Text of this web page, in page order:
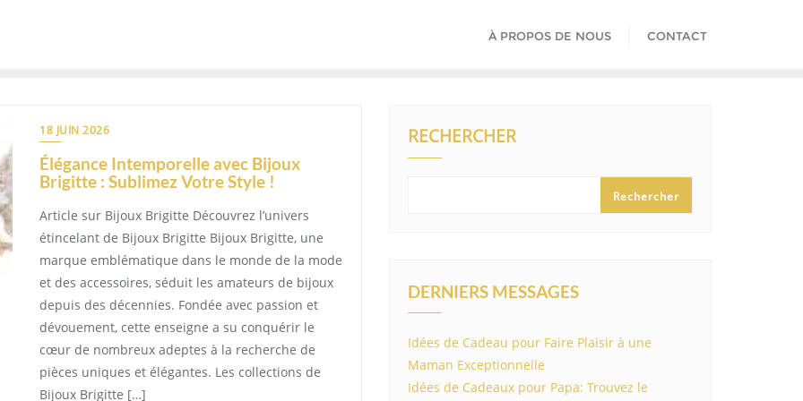
À PROPOS DE NOUS CONTACT
18 JUIN 2026
Élégance Intemporelle avec Bijoux
Brigitte : Sublimez Votre Style !
Article sur Bijoux Brigitte Découvrez l’univers
étincelant de Bijoux Brigitte Bijoux Brigitte, une
marque emblématique dans le monde de la mode
et des accessoires, séduit les amateurs de bijoux
depuis des décennies. Fondée avec passion et
dévouement, cette enseigne a su conquérir le
cœur de nombreux adeptes à la recherche de
pièces uniques et élégantes. Les collections de
Bijoux Brigitte […]
RECHERCHER
Rechercher
DERNIERS MESSAGES
Idées de Cadeau pour Faire Plaisir à une
Maman Exceptionnelle
Idées de Cadeaux pour Papa: Trouvez le